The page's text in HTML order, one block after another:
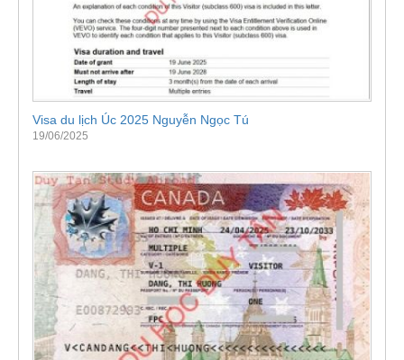
Visa du lịch Úc 2025 Nguyễn Ngọc Tú
19/06/2025